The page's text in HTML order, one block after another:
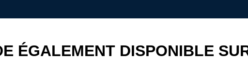
ÉGALEMENT DISPONIBLE